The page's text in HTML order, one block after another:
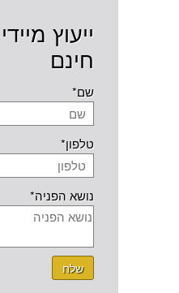
ייעוץ
חינם
שם*
טלפון*
נושא הפניה*
שלח